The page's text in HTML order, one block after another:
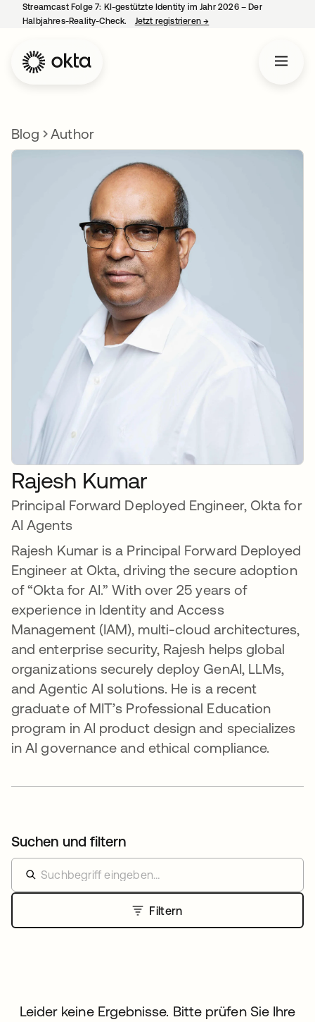
Streamcast Folge 7: KI-gestützte Identity im Jahr 2026 – Der
Halbjahres-Reality-Check.
Jetzt registrieren→
Blog Author
Rajesh Kumar
Principal Forward Deployed Engineer, Okta for
AI Agents
Rajesh Kumar is a Principal Forward Deployed
Engineer at Okta, driving the secure adoption
of “Okta for AI.” With over 25 years of
experience in Identity and Access
Management (IAM), multi-cloud architectures,
and enterprise security, Rajesh helps global
organizations securely deploy GenAI, LLMs,
and Agentic AI solutions. He is a recent
graduate of MIT’s Professional Education
program in AI product design and specializes
in AI governance and ethical compliance.
Suchen und filtern
Filtern
Leider keine Ergebnisse. Bitte prüfen Sie Ihre